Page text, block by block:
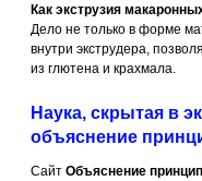
Как экструзия
Дело не только в форме
внутри экструдера,
из глютена и крахмала.
Наука, скрытая в
объяснение
Сайт Объяснение